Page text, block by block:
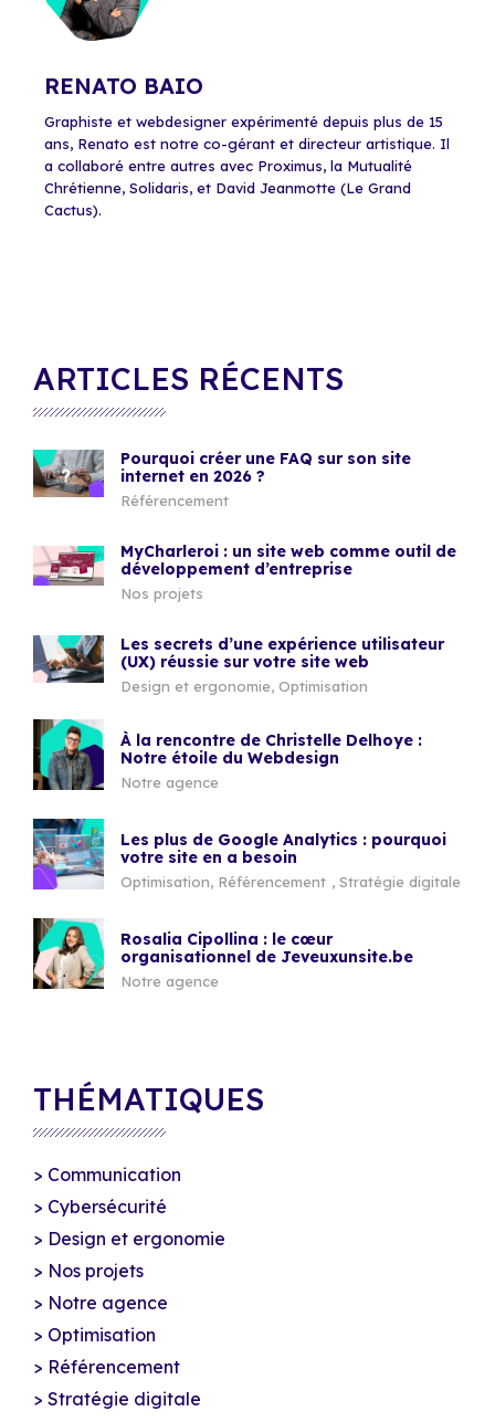
ARTICLES RÉCENTS
Pourquoi créer une FAQ sur son site
internet en 2026 ?
Référencement
MyCharleroi : un site web comme outil de
développement d’entreprise
Nos projets
Les secrets d’une expérience utilisateur
(UX) réussie sur votre site web
Design et ergonomie, Optimisation
À la rencontre de Christelle Delhoye :
Notre étoile du Webdesign
Notre agence
Les plus de Google Analytics : pourquoi
votre site en a besoin
Optimisation, Référencement , Stratégie digitale
Rosalia Cipollina : le cœur
organisationnel de Jeveuxunsite.be
Notre agence
THÉMATIQUES
Communication
Cybersécurité
Design et ergonomie
Nos projets
Notre agence
Optimisation
Référencement
Stratégie digitale
RENATO BAIO
Graphiste et webdesigner expérimenté depuis plus de 15
ans, Renato est notre co-gérant et directeur artistique. Il
a collaboré entre autres avec Proximus, la Mutualité
Chrétienne, Solidaris, et David Jeanmotte (Le Grand
Cactus).